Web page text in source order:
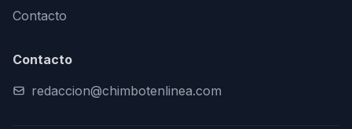
Contacto
Contacto
redaccion@chimbotenlinea.com